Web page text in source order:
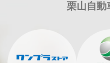
栗山自動